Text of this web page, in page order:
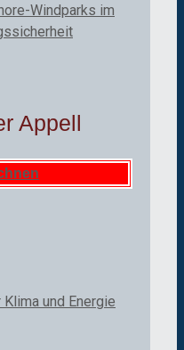
Windparks im
Appell
und Energie